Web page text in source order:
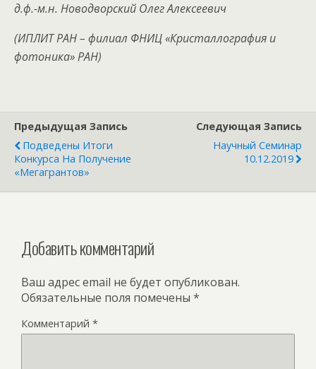
д.ф.-м.н. Новодворский Олег Алексеевич
(ИПЛИТ РАН – филиал ФНИЦ «Кристаллография и
фотоника» РАН)
Предыдущая Запись
Подведены Итоги
Конкурса На Получение
«мегагрантов»
Следующая Запись
Научный Семинар
10.12.2019
Добавить комментарий
Ваш адрес email не будет опубликован.
Обязательные поля помечены *
Комментарий *